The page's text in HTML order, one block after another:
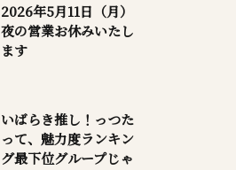
2026年5月11日（月）
夜の営業お休みいたし
ます
いばらき推し！っつた
って、魅力度ランキン
グ最下位グループじゃ